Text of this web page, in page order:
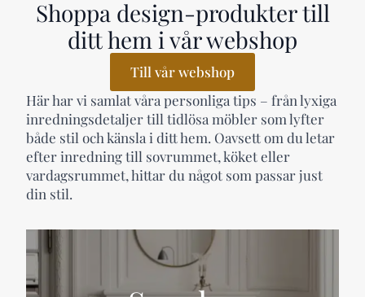
Shoppa design-produkter till
ditt hem i vår webshop
Till vår webshop
Här har vi samlat våra personliga tips – från lyxiga
inredningsdetaljer till tidlösa möbler som lyfter
både stil och känsla i ditt hem. Oavsett om du letar
efter inredning till sovrummet, köket eller
vardagsrummet, hittar du något som passar just
din stil.